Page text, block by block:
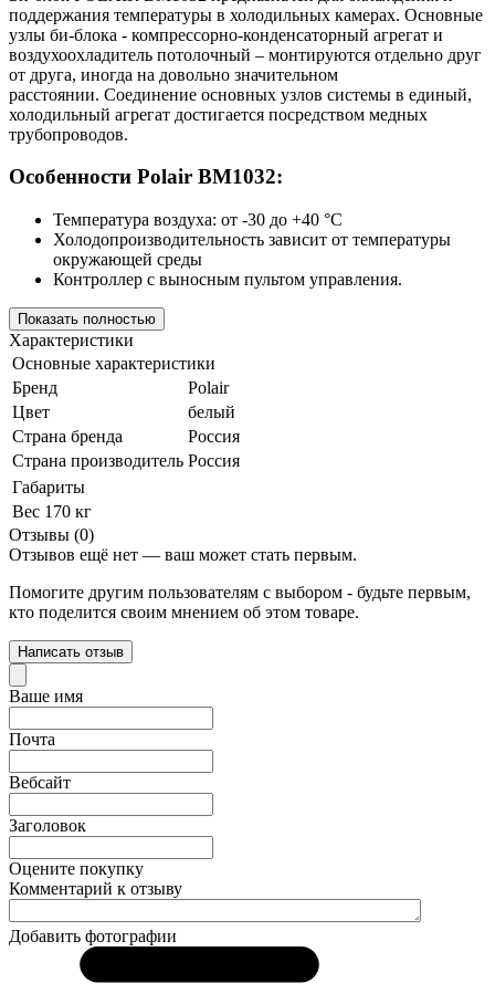
поддержания температуры в холодильных камерах. Основные
узлы би-блока - компрессорно-конденсаторный агрегат и
воздухоохладитель потолочный – монтируются отдельно друг
от друга, иногда на довольно значительном
расстоянии. Соединение основных узлов системы в единый,
холодильный агрегат достигается посредством медных
трубопроводов.
Особенности Polair BM1032:
Температура воздуха: от -30 до +40 °С
Холодопроизводительность зависит от температуры
окружающей среды
Контроллер с выносным пультом управления.
Показать полностью
Характеристики
Основные характеристики
Бренд
Polair
Цвет
белый
Страна бренда
Россия
Страна производитель Россия
Габариты
Вес 170 кг
Отзывы (0)
Отзывов ещё нет — ваш может стать первым.
Помогите другим пользователям с выбором - будьте первым,
кто поделится своим мнением об этом товаре.
Написать отзыв
Ваше имя
Почта
Вебсайт
Заголовок
Оцените покупку
Комментарий к отзыву
Добавить фотографии